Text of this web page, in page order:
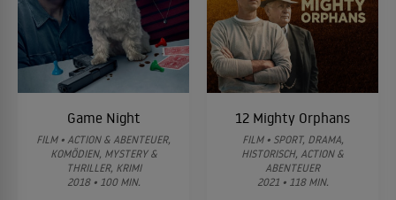
Game Night
FILM • ACTION & ABENTEUER,
KOMÖDIEN, MYSTERY &
THRILLER, KRIMI
2018 • 100 MIN.
12 Mighty Orphans
FILM • SPORT, DRAMA,
HISTORISCH, ACTION &
ABENTEUER
2021 • 118 MIN.